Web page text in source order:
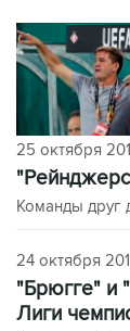
25 октября
Команды друг
24 октября
"Брюгге" и
Лиги